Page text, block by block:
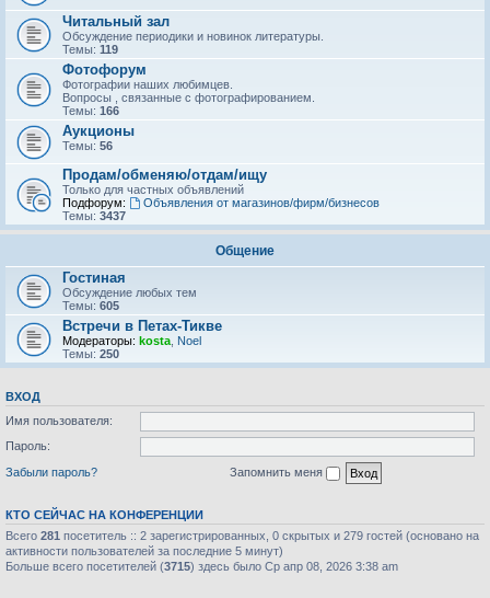
Читальный зал
Обсуждение периодики и новинок литературы.
Темы: 119
Фотофорум
Фотографии наших любимцев.
Вопросы , связанные с фотографированием.
Темы: 166
Аукционы
Темы: 56
Продам/обменяю/отдам/ищу
Только для частных объявлений
Подфорум:
Объявления от магазинов/фирм/бизнесов
Темы: 3437
Общение
Гостиная
Обсуждение любых тем
Темы: 605
Встречи в Петах-Тикве
Модераторы: kosta Noel
Темы: 250
ВХОД
Имя пользователя:
Пароль:
Забыли пароль?
Запомнить меня
КТО СЕЙЧАС НА КОНФЕРЕНЦИИ
Всего 281 посетитель :: 2 зарегистрированных, 0 скрытых и 279 гостей (основано на
активности пользователей за последние 5 минут)
Больше всего посетителей (3715) здесь было Ср апр 08, 2026 3:38 am